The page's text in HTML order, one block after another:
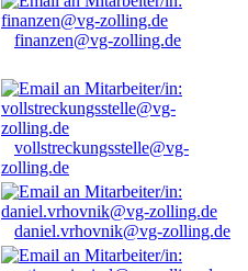
finanzen@vg-zolling.de
vollstreckungsstelle@vg-
zolling.de
daniel.vrhovnik@vg-zolling.de